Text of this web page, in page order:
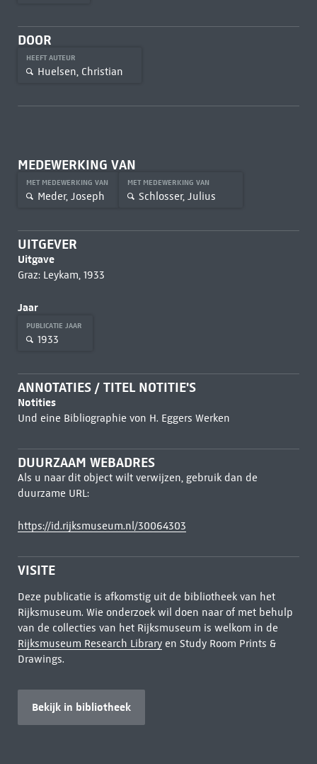
DOOR
HEEFT AUTEUR
Huelsen, Christian
MEDEWERKING VAN
MET MEDEWERKING VAN
Meder, Joseph
MET MEDEWERKING VAN
Schlosser, Julius
UITGEVER
Uitgave
Graz: Leykam, 1933
Jaar
PUBLICATIE JAAR
1933
ANNOTATIES / TITEL NOTITIE'S
Notities
Und eine Bibliographie von H. Eggers Werken
DUURZAAM WEBADRES
Als u naar dit object wilt verwijzen, gebruik dan de
duurzame URL:
https://id.rijksmuseum.nl/30064303
VISITE
Deze publicatie is afkomstig uit de bibliotheek van het
Rijksmuseum. Wie onderzoek wil doen naar of met behulp
van de collecties van het Rijksmuseum is welkom in de
Rijksmuseum Research Libraryen Study Room Prints &
Drawings.
Bekijk in bibliotheek